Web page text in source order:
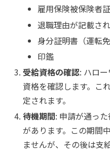
雇用保険被保険者証
退職理由が記載さ
身分証明書（運転
印鑑
受給資格の確認: ハロ
資格を確認します。こ
定されます。
待機期間: 申請が通っ
があります。この期間
ませんが、その後は支